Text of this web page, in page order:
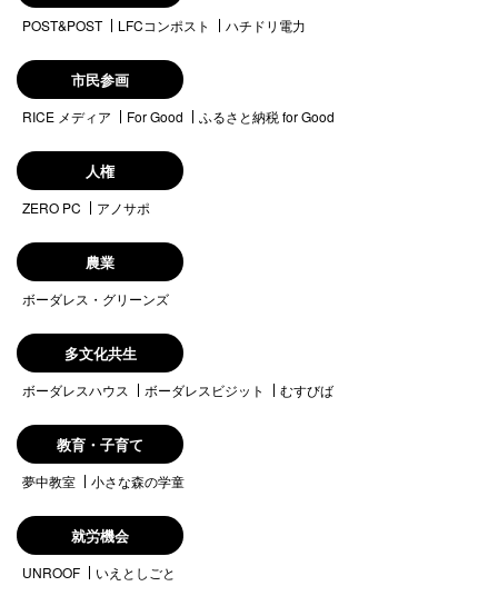
POST&POST LFCコンポスト ハチドリ電力
市民参画
RICE メディア For Good ふるさと納税 for Good
人権
ZERO PC アノサポ
農業
ボーダレス・グリーンズ
多文化共生
ボーダレスハウス ボーダレスビジット むすびば
教育・子育て
夢中教室 小さな森の学童
就労機会
UNROOF いえとしごと